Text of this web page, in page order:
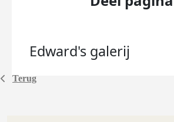
Terug
Edward's galerij